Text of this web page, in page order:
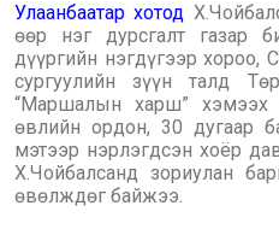
Улаанбаатар хотод
өөр нэг дурсгалт газар
дүүргийн нэгдүгээр хороо,
сургуулийн зүүн талд
“Маршалын харш” хэмээх
өвлийн ордон, 30 дугаар
мэтээр нэрлэгдсэн хоёр
Х.Чойбалсанд зориулан
өвөлждөг байжээ.